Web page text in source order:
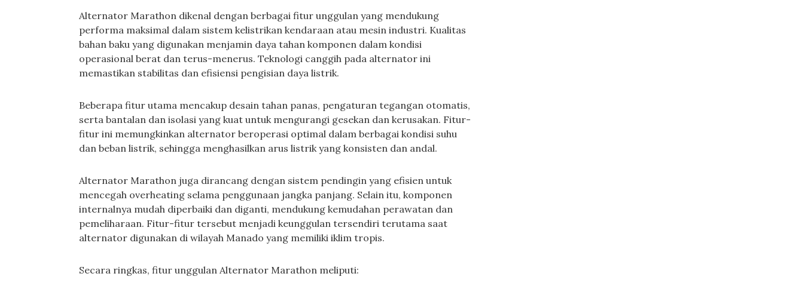
Alternator Marathon dikenal dengan berbagai fitur unggulan yang mendukung
performa maksimal dalam sistem kelistrikan kendaraan atau mesin industri. Kualitas
bahan baku yang digunakan menjamin daya tahan komponen dalam kondisi
operasional berat dan terus-menerus. Teknologi canggih pada alternator ini
memastikan stabilitas dan efisiensi pengisian daya listrik.
Beberapa fitur utama mencakup desain tahan panas, pengaturan tegangan otomatis,
serta bantalan dan isolasi yang kuat untuk mengurangi gesekan dan kerusakan. Fitur-
fitur ini memungkinkan alternator beroperasi optimal dalam berbagai kondisi suhu
dan beban listrik, sehingga menghasilkan arus listrik yang konsisten dan andal.
Alternator Marathon juga dirancang dengan sistem pendingin yang efisien untuk
mencegah overheating selama penggunaan jangka panjang. Selain itu, komponen
internalnya mudah diperbaiki dan diganti, mendukung kemudahan perawatan dan
pemeliharaan. Fitur-fitur tersebut menjadi keunggulan tersendiri terutama saat
alternator digunakan di wilayah Manado yang memiliki iklim tropis.
Secara ringkas, fitur unggulan Alternator Marathon meliputi: